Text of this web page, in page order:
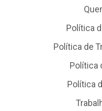
Política
Política de
Política
Política